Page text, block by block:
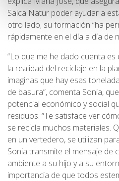
Saica Natur poder ayudar a
otro lado, su formación “ha
rápidamente en el día a día de
“Lo que me he dado cuenta
la realidad del reciclaje en la
imaginas que hay esas
de basura”, comenta Sonia,
potencial económico y social
residuos. “Te satisface ver
se recicla muchos materiales.
en un vertedero, se utilizan
Sonia transmite el mensaje de
ambiente a su hijo y a su
importancia de que todos